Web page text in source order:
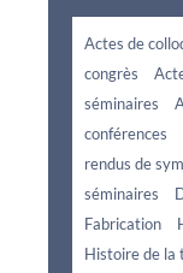
Actes de
congrès
séminaires
conférences
rendus de
séminaires
Fabrication
Histoire de la